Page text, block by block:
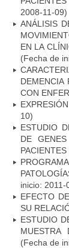
2008-11-09)
ANÁLISIS
EN LA
(Fecha de
DEMENCIA
CON
10)
ESTUDIO
DE
inicio: 2011-
EFECTO
SU
ESTUDIO
MUESTRA
(Fecha de